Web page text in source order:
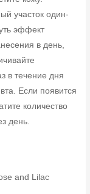
участок один-
эффект
в день,
в течение дня
Если появится
количество
день.
and Lilac